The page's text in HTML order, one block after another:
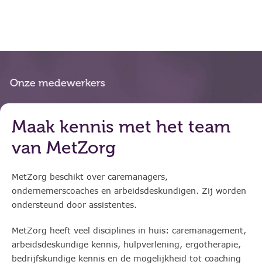
Onze medewerkers
Maak kennis met het team
van MetZorg
MetZorg beschikt over caremanagers,
ondernemerscoaches en arbeidsdeskundigen. Zij worden
ondersteund door assistentes.
MetZorg heeft veel disciplines in huis: caremanagement,
arbeidsdeskundige kennis, hulpverlening, ergotherapie,
bedrijfskundige kennis en de mogelijkheid tot coaching